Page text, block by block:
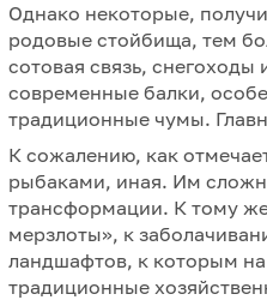
Однако некоторые,
родовые стойбища, тем
сотовая связь,
современные балки,
традиционные чумы.
К сожалению, как
рыбаками, иная. Им
трансформации. К тому
мерзлоты», к
ландшафтов, к которым
традиционные